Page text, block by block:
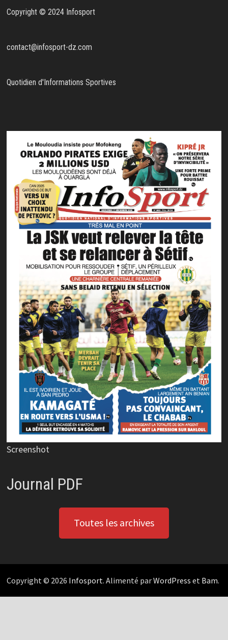
Copyright © 2024 Infosport
contact@infosport-dz.com
Quotidien d'Informations Sportives
Screenshot
Journal PDF
Toutes les archives
Copyright © 2026 Infosport. Alimenté parWordPress et Bam.